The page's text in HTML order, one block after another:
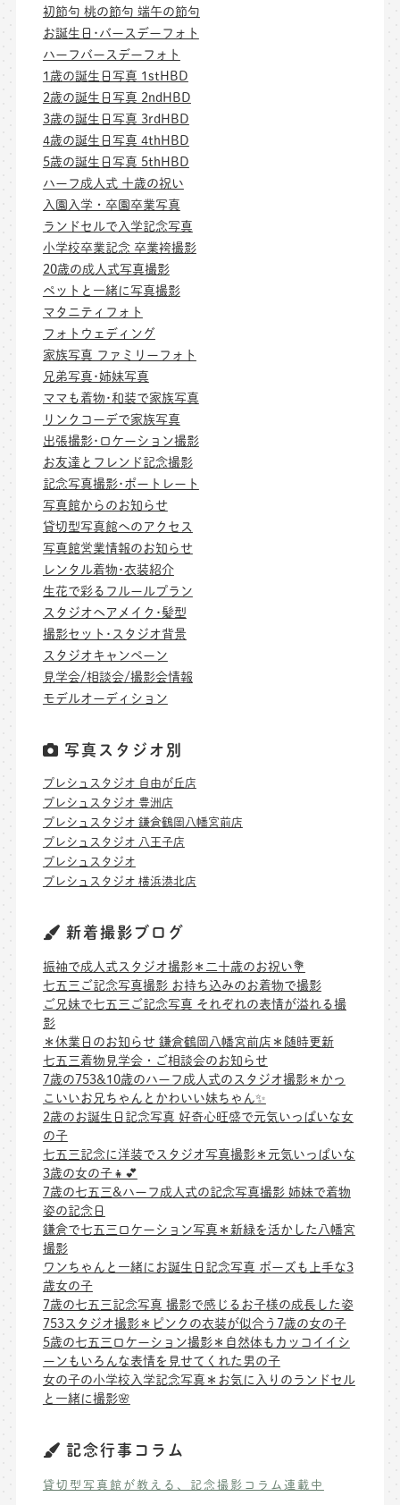
初節句 桃の節句 端午の節句
お誕生日･バースデーフォト
ハーフバースデーフォト
1歳の誕生日写真 1stHBD
2歳の誕生日写真 2ndHBD
3歳の誕生日写真 3rdHBD
4歳の誕生日写真 4thHBD
5歳の誕生日写真 5thHBD
ハーフ成人式 十歳の祝い
入園入学・卒園卒業写真
ランドセルで入学記念写真
小学校卒業記念 卒業袴撮影
20歳の成人式写真撮影
ペットと一緒に写真撮影
マタニティフォト
フォトウェディング
家族写真 ファミリーフォト
兄弟写真･姉妹写真
ママも着物･和装で家族写真
リンクコーデで家族写真
出張撮影･ロケーション撮影
お友達とフレンド記念撮影
記念写真撮影･ポートレート
写真館からのお知らせ
貸切型写真館へのアクセス
写真館営業情報のお知らせ
レンタル着物･衣装紹介
生花で彩るフルールプラン
スタジオヘアメイク･髪型
撮影セット･スタジオ背景
スタジオキャンペーン
見学会/相談会/撮影会情報
モデルオーディション
写真スタジオ別
プレシュスタジオ 自由が丘店
プレシュスタジオ 豊洲店
プレシュスタジオ 鎌倉鶴岡八幡宮前店
プレシュスタジオ 八王子店
プレシュスタジオ
プレシュスタジオ 横浜港北店
新着撮影ブログ
振袖で成人式スタジオ撮影＊二十歳のお祝い💐
七五三ご記念写真撮影 お持ち込みのお着物で撮影
ご兄妹で七五三ご記念写真 それぞれの表情が溢れる撮
影
＊休業日のお知らせ 鎌倉鶴岡八幡宮前店＊随時更新
七五三着物見学会・ご相談会のお知らせ
7歳の753&10歳のハーフ成人式のスタジオ撮影＊かっ
こいいお兄ちゃんとかわいい妹ちゃん✨
2歳のお誕生日記念写真 好奇心旺盛で元気いっぱいな女
の子
七五三記念に洋装でスタジオ写真撮影＊元気いっぱいな
3歳の女の子👧💕
7歳の七五三&ハーフ成人式の記念写真撮影 姉妹で着物
姿の記念日
鎌倉で七五三ロケーション写真＊新緑を活かした八幡宮
撮影
ワンちゃんと一緒にお誕生日記念写真 ポーズも上手な3
歳女の子
7歳の七五三記念写真 撮影で感じるお子様の成長した姿
753スタジオ撮影＊ピンクの衣装が似合う7歳の女の子
5歳の七五三ロケーション撮影＊自然体もカッコイイシ
ーンもいろんな表情を見せてくれた男の子
女の子の小学校入学記念写真＊お気に入りのランドセル
と一緒に撮影🌸
記念行事コラム
貸切型写真館が教える、記念撮影コラム連載中